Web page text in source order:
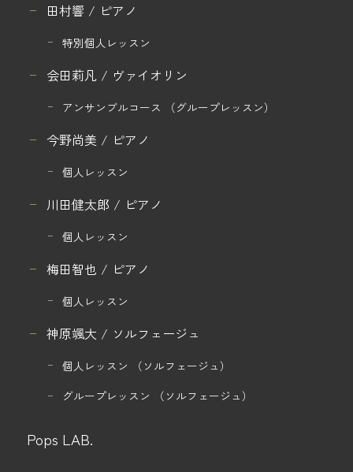
田村響 / ピアノ
特別個人レッスン
会田莉凡 / ヴァイオリン
アンサンブルコース （グループレッスン）
今野尚美 / ピアノ
個人レッスン
川田健太郎 / ピアノ
個人レッスン
梅田智也 / ピアノ
個人レッスン
神原颯大 / ソルフェージュ
個人レッスン
（ソルフェージュ）
グループレッスン
（ソルフェージュ）
Pops LAB.